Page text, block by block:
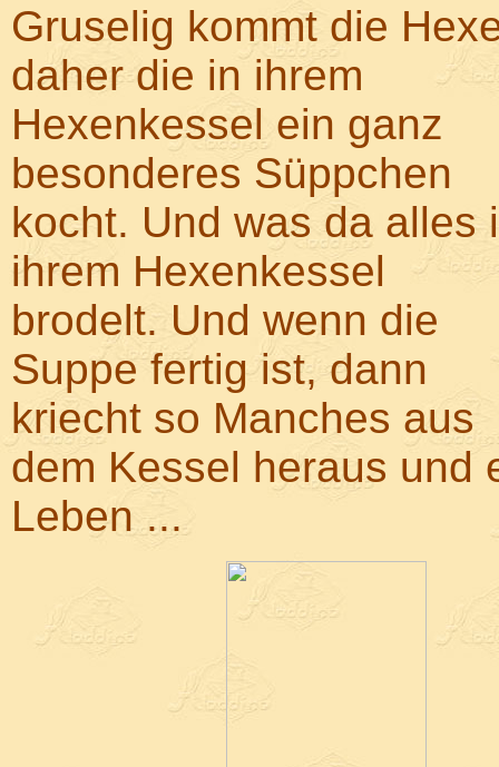
Gruselig kommt die
daher die in ihrem
Hexenkessel ein ganz
besonderes Süppchen
kocht. Und was da alles
ihrem Hexenkessel
brodelt. Und wenn die
Suppe fertig ist, dann
kriecht so Manches aus
dem Kessel heraus und
Leben ...